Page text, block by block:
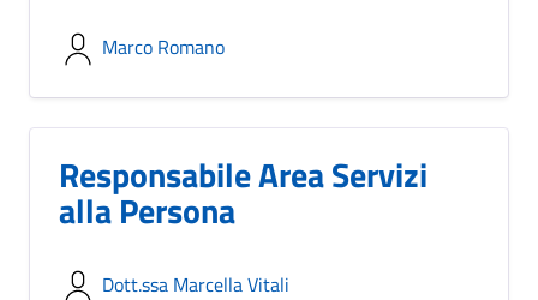
Marco Romano
Responsabile Area Servizi
alla Persona
Dott.ssa Marcella Vitali